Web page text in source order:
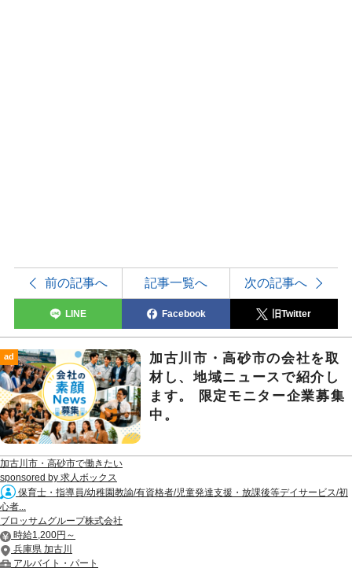
前の記事へ 記事一覧へ 次の記事へ
LINE Facebook 旧Twitter
ad
加古川市・高砂市の会社を取
材し、地域ニュースで紹介し
ます。 限定モニター企業募集
中。
加古川市・高砂市で働きたい
sponsored by 求人ボックス
保育士・指導員/幼稚園教諭/有資格者/児童発達支援・放課後等デイサービス/初
心者...
ブロッサムグループ株式会社
時給1,200円～
兵庫県 加古川
アルバイト・パート